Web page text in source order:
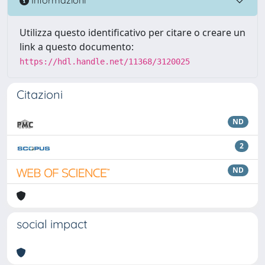
Utilizza questo identificativo per citare o creare un
link a questo documento:
https://hdl.handle.net/11368/3120025
Citazioni
ND
2
ND
social impact